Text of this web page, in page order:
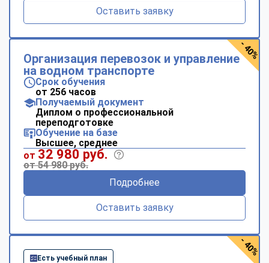
Оставить заявку
Организация перевозок и управление
на водном транспорте
Срок обучения
от 256 часов
Получаемый документ
Диплом о профессиональной
переподготовке
Обучение на базе
Высшее, среднее
от 32 980 руб.
от 54 980 руб.
Подробнее
Оставить заявку
- 40%
Есть учебный план
- 40%